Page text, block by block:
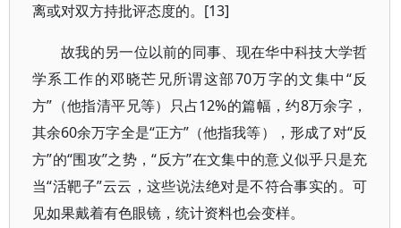
离或对双方持批评态度的。[13]
故我的另一位以前的同事、现在华中科技大学哲
学系工作的邓晓芒兄所谓这部70万字的文集中“反
方”（他指清平兄等）只占12%的篇幅，约8万余字，
其余60余万字全是“正方”（他指我等），形成了对“反
方”的“围攻”之势，“反方”在文集中的意义似乎只是充
当“活靶子”云云，这些说法绝对是不符合事实的。可
见如果戴着有色眼镜，统计资料也会变样。